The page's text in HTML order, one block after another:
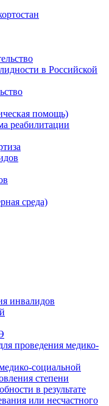
в Российской
помощь)
реабилитации
среда)
инвалидов
проведения медико-
социальной
степени
в результате
или несчастного